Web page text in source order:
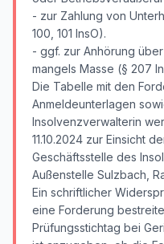
- zur Zahlung von
100, 101 InsO).
- ggf. zur Anhörung
mangels Masse (§ 207
Die Tabelle mit den
Anmeldeunterlagen
Insolvenzverwalterin
11.10.2024 zur Einsicht
Geschäftsstelle des
Außenstelle Sulzbach,
Ein schriftlicher
eine Forderung
Prüfungsstichtag bei